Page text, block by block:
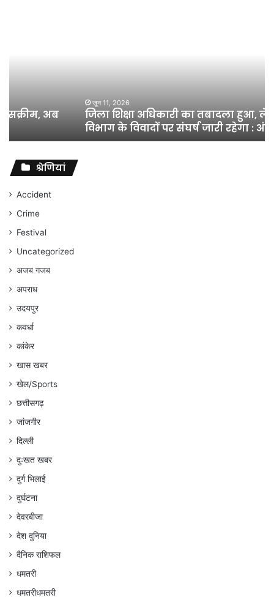
विभाग
विवादों
संघर्ष
जारी
रहेगा
अंकित
गौरहा
जिला शिक्षा अधिकारी का तबादला हुआ, लेकिन शिक्षा
विभाग के विवादों पर संघर्ष जारी रहेगा : अंकित गौरहा
श्रेणियां
Accident
Crime
Festival
Uncategorized
अजब गजब
अपराध
उदयपुर
कवर्धा
कांकेर
खास खबर
खेल/Sports
छत्तीसगढ़
जांजगीर
दिल्ली
दुःखत खबर
दुर्ग भिलाई
दुर्घटना
देवरबीजा
देश दुनिया
दैनिक राशिफल
धमतरी
धमतरीधमतरी